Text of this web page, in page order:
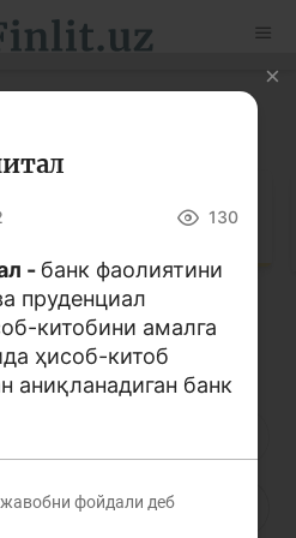
Рус
бўйича китоблар
Лотин алифбоси
И Й К
130
- банк фаолиятини
пруденциал
китобини амалга
ҳисоб-китоб
аниқланадиган банк
фойдали деб